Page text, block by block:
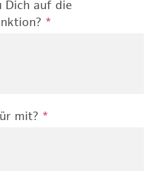
Dich auf die
*
mit? *